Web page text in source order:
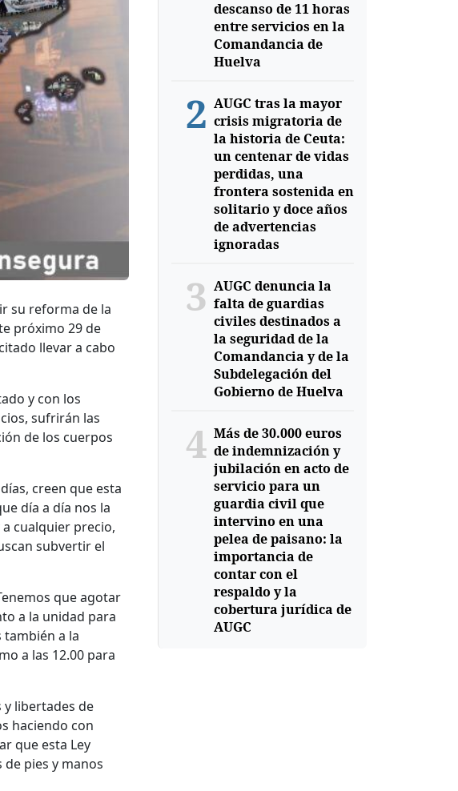
su reforma de la
próximo 29 de
llevar a cabo
y con los
sufrirán las
de los cuerpos
creen que esta
día a día nos la
cualquier precio,
subvertir el
que agotar
a la unidad para
a la
a las 12.00 para
y libertades de
haciendo con
que esta Ley
pies y manos
descanso de 11 horas
entre servicios en la
Comandancia de
Huelva
2 AUGC tras la mayor
crisis migratoria de
la historia de Ceuta:
un centenar de vidas
perdidas, una
frontera sostenida en
solitario y doce años
de advertencias
ignoradas
3 AUGC denuncia la
falta de guardias
civiles destinados a
la seguridad de la
Comandancia y de la
Subdelegación del
Gobierno de Huelva
4 Más de 30.000 euros
de indemnización y
jubilación en acto de
servicio para un
guardia civil que
intervino en una
pelea de paisano: la
importancia de
contar con el
respaldo y la
cobertura jurídica de
AUGC